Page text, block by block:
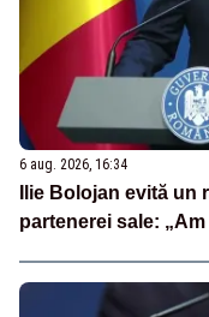
6 aug. 2026, 16:34
Ilie Bolojan evită
partenerei sale: